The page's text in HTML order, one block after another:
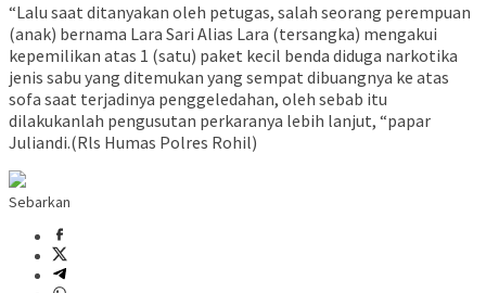
“Lalu saat ditanyakan oleh petugas, salah seorang perempuan
(anak) bernama Lara Sari Alias Lara (tersangka) mengakui
kepemilikan atas 1 (satu) paket kecil benda diduga narkotika
jenis sabu yang ditemukan yang sempat dibuangnya ke atas
sofa saat terjadinya penggeledahan, oleh sebab itu
dilakukanlah pengusutan perkaranya lebih lanjut, “papar
Juliandi.(Rls Humas Polres Rohil)
Sebarkan